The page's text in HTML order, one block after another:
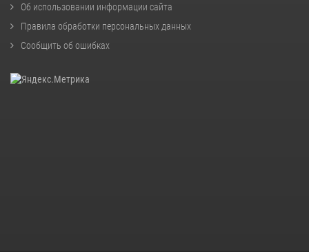
Об использовании информации сайта
Правила обработки персональных данных
Сообщить об ошибках